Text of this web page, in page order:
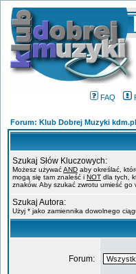
FAQ
Forum: Klub Dobrej Muzyki
Szukaj Słów Kluczowych:
Możesz używaćAND aby określać,
mogą się tam znaleść i NOT dla tych,
znaków. Aby szukać zwrotu umieść go
Szukaj Autora:
Użyj * jako zamiennika dowolnego
Forum: